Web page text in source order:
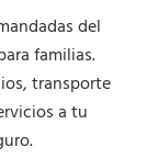
del
familias.
transporte
a tu